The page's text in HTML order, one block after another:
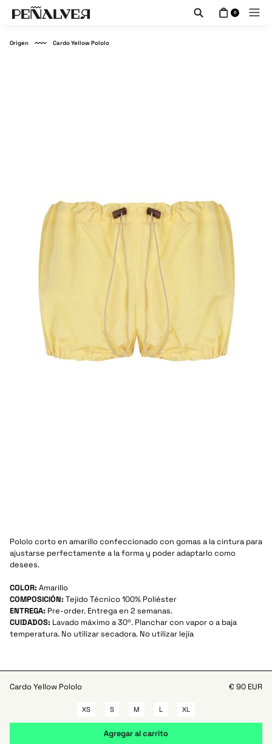
0
Origen Cardo Yellow Pololo
Pololo corto en amarillo confeccionado con gomas a la cintura para
ajustarse perfectamente a la forma y poder adaptarlo como
desees.
COLOR: Amarillo
COMPOSICIÓN: Tejido Técnico 100% Poliéster
ENTREGA: Pre-order. Entrega en 2 semanas.
CUIDADOS: Lavado máximo a 30º. Planchar con vapor o a baja
temperatura. No utilizar secadora. No utilizar lejía
Cardo Yellow Pololo € 90 EUR
XS S M L XL